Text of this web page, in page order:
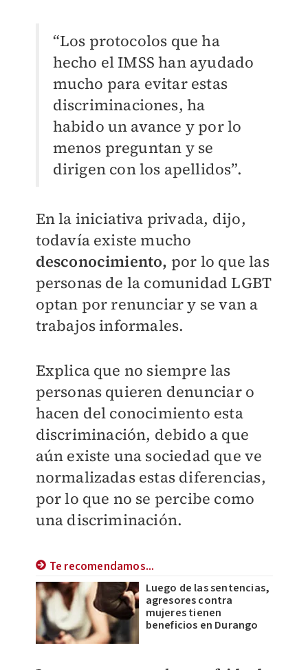
“Los protocolos que ha
hecho el IMSS han ayudado
mucho para evitar estas
discriminaciones, ha
habido un avance y por lo
menos preguntan y se
dirigen con los apellidos”.
En la iniciativa privada, dijo,
todavía existe mucho
desconocimiento, por lo que las
personas de la comunidad LGBT
optan por renunciar y se van a
trabajos informales.
Explica que no siempre las
personas quieren denunciar o
hacen del conocimiento esta
discriminación, debido a que
aún existe una sociedad que ve
normalizadas estas diferencias,
por lo que no se percibe como
una discriminación.
Te recomendamos...
Luego de las sentencias,
agresores contra
mujeres tienen
beneficios en Durango